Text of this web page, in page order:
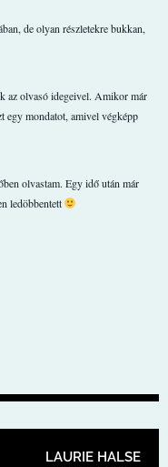
de olyan részletekre bukkan,
az olvasó idegeivel. Amikor már
egy mondatot, amivel végképp
olvastam. Egy idő után már
ledöbbentett
LAURIE HALSE